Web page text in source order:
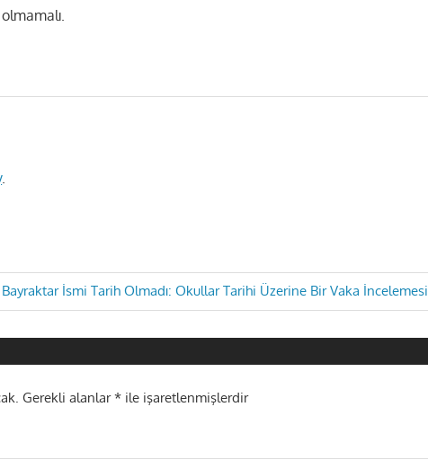
.
Next
Post:
Bayraktar İsmi Tarih Olmadı: Okullar Tarihi Üzerine Bir Vaka İncelemesi
Gerekli alanlar* ile işaretlenmişlerdir